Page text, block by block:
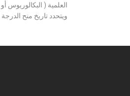
العلمية ( البكالوريوس
ويتحدد تاريخ منح